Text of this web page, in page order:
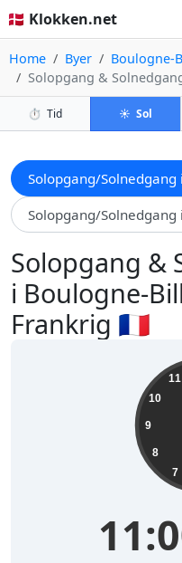
🇩🇰 Klokken.net
Home Byer
Boulogne-
Solopgang &
⏱️ Tid ☀️ Sol
Solopgang/Solnedgang
Solopgang/
Solopgang &
i Boulogne-
Frankrig 🇫🇷
7
8
9
10
11